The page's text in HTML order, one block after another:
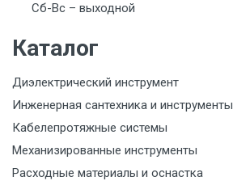
Сб-Вс – выходной
Каталог
Диэлектрический инструмент
Инженерная сантехника и инструменты
Кабелепротяжные системы
Механизированные инструменты
Расходные материалы и оснастка